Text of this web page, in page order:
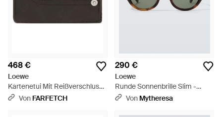
468 €
Loewe
Kartenetui Mit Reißverschluss -
Schwarz
Von FARFETCH
290 €
Loewe
Runde Sonnenbrille Slim -
Braun
Von Mytheresa